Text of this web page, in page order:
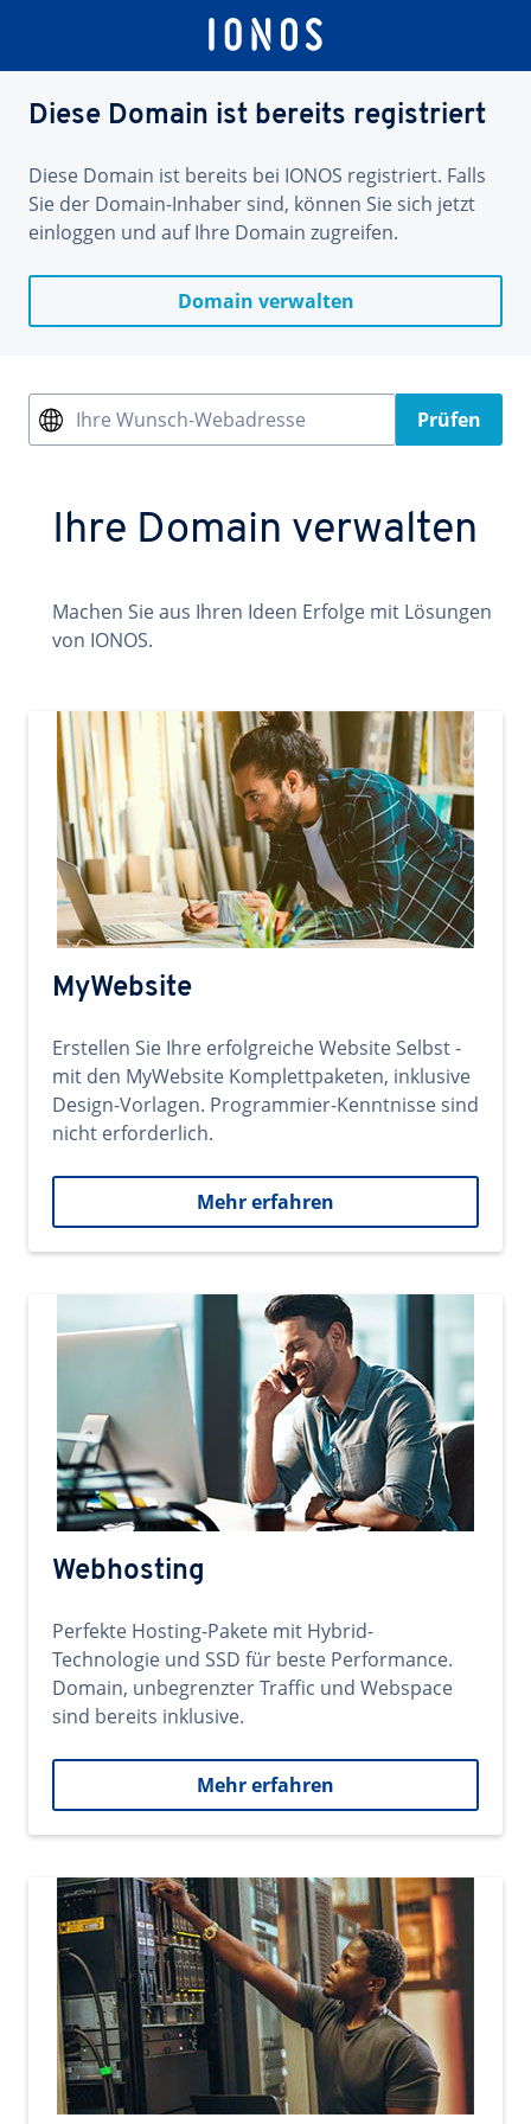
Diese Domain ist bereits registriert
Diese Domain ist bereits bei IONOS registriert. Falls
Sie der Domain-Inhaber sind, können Sie sich jetzt
einloggen und auf Ihre Domain zugreifen.
Domain verwalten
Ihre Wunsch-Webadresse Prüfen
Ihre Domain verwalten
Machen Sie aus Ihren Ideen Erfolge mit Lösungen
von IONOS.
MyWebsite
Erstellen Sie Ihre erfolgreiche Website Selbst -
mit den MyWebsite Komplettpaketen, inklusive
Design-Vorlagen. Programmier-Kenntnisse sind
nicht erforderlich.
Mehr erfahren
Webhosting
Perfekte Hosting-Pakete mit Hybrid-
Technologie und SSD für beste Performance.
Domain, unbegrenzter Traffic und Webspace
sind bereits inklusive.
Mehr erfahren